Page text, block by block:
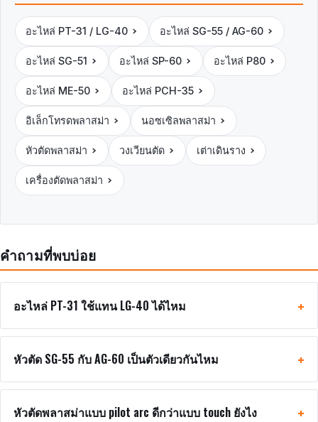
อะไหล่ PT-31 / LG-40 อะไหล่ SG-55 / AG-60
อะไหล่ SG-51 อะไหล่ SP-60 อะไหล่ P80
อะไหล่ ME-50 อะไหล่ PCH-35
อิเล็กโทรดพลาสม่า นอซเซิลพลาสม่า
หัวตัดพลาสม่า วงเวียนตัด เต่าเดินราง
เครื่องตัดพลาสม่า
คำถามที่พบบ่อย
อะไหล่ PT-31 ใช้แทน LG-40 ได้ไหม
หัวตัด SG-55 กับ AG-60 เป็นตัวเดียวกันไหม
หัวตัดพลาสม่าแบบ pilot arc ดีกว่าแบบ touch ยังไง